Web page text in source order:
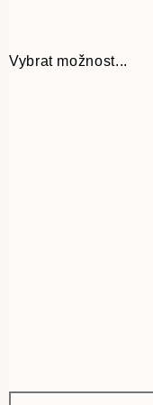
Vybrat možnost...